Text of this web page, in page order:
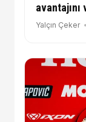
avantajını
Yalçın Çeker